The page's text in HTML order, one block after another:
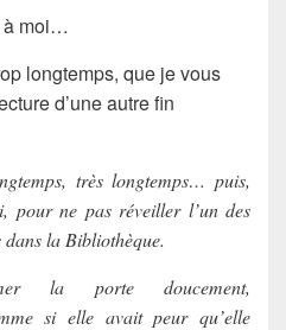
à moi…
longtemps, que je vous
d’une autre fin
très longtemps… puis,
pour ne pas réveiller l’un des
la Bibliothèque.
la porte doucement,
si elle avait peur qu’elle